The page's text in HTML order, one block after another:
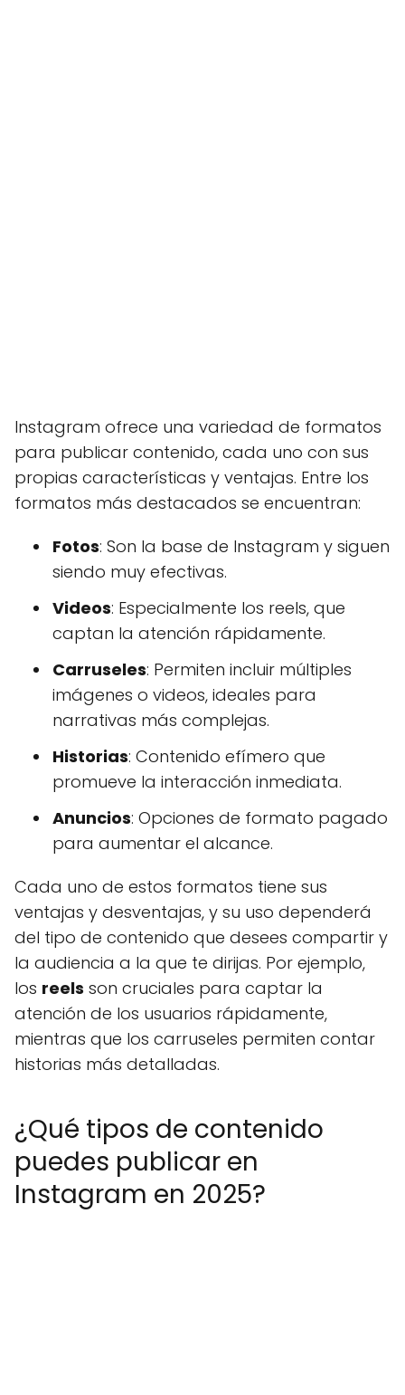
Instagram ofrece una variedad de formatos
para publicar contenido, cada uno con sus
propias características y ventajas. Entre los
formatos más destacados se encuentran:
Fotos: Son la base de Instagram y siguen
siendo muy efectivas.
Videos: Especialmente los reels, que
captan la atención rápidamente.
Carruseles: Permiten incluir múltiples
imágenes o videos, ideales para
narrativas más complejas.
Historias: Contenido efímero que
promueve la interacción inmediata.
Anuncios: Opciones de formato pagado
para aumentar el alcance.
Cada uno de estos formatos tiene sus
ventajas y desventajas, y su uso dependerá
del tipo de contenido que desees compartir y
la audiencia a la que te dirijas. Por ejemplo,
los reels son cruciales para captar la
atención de los usuarios rápidamente,
mientras que los carruseles permiten contar
historias más detalladas.
¿Qué tipos de contenido
puedes publicar en
Instagram en 2025?